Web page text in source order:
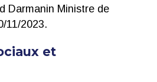
Darmanin Ministre de
11/2023.
et